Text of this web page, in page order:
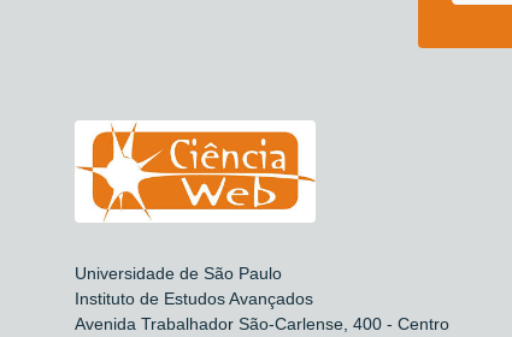
Universidade de São Paulo
Instituto de Estudos Avançados
Avenida Trabalhador São-Carlense, 400 - Centro